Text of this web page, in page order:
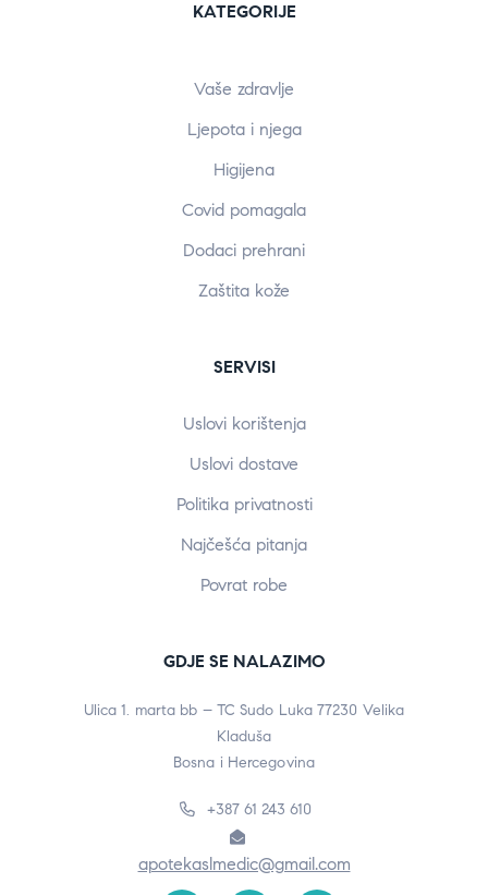
KATEGORIJE
Vaše zdravlje
Ljepota i njega
Higijena
Covid pomagala
Dodaci prehrani
Zaštita kože
SERVISI
Uslovi korištenja
Uslovi dostave
Politika privatnosti
Najčešća pitanja
Povrat robe
GDJE SE NALAZIMO
Ulica 1. marta bb – TC Sudo Luka 77230 Velika
Kladuša
Bosna i Hercegovina
+387 61 243 610
apotekaslmedic@gmail.com